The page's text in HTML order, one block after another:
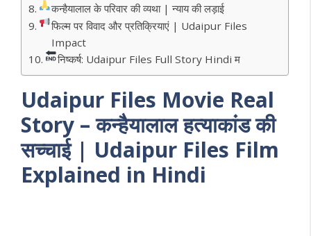
कन्हैयालाल के परिवार की व्यथा | न्याय की लड़ाई
फिल्म पर विवाद और प्रतिक्रियाएं | Udaipur Files
Impact
निष्कर्ष: Udaipur Files Full Story Hindi म
Udaipur Files Movie Real
Story – कन्हैयालाल हत्याकांड की
सच्चाई | Udaipur Files Film
Explained in Hindi